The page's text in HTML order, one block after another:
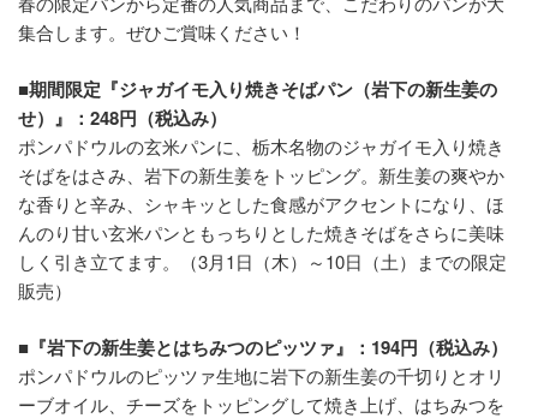
集合します。ぜひご賞味ください！
■期間限定『ジャガイモ入り焼きそばパン（岩下の新生姜の
せ）』：248円（税込み）
ポンパドウルの玄米パンに、栃木名物のジャガイモ入り焼き
そばをはさみ、岩下の新生姜をトッピング。新生姜の爽やか
な香りと辛み、シャキッとした食感がアクセントになり、ほ
んのり甘い玄米パンともっちりとした焼きそばをさらに美味
しく引き立てます。（3月1日（木）～10日（土）までの限定
販売）
■『岩下の新生姜とはちみつのピッツァ』：194円（税込み）
ポンパドウルのピッツァ生地に岩下の新生姜の千切りとオリ
ーブオイル、チーズをトッピングして焼き上げ、はちみつを